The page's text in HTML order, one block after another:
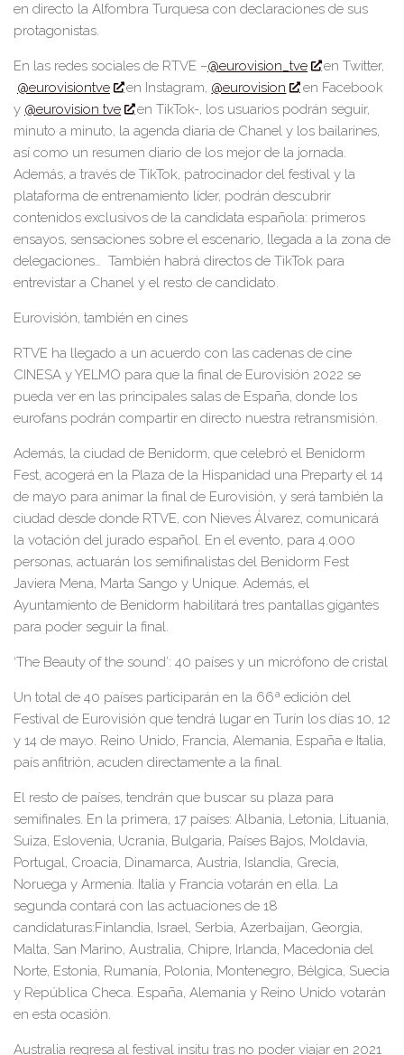
en directo la Alfombra Turquesa con declaraciones de sus
protagonistas.
En las redes sociales de RTVE –@eurovision_tve
en Twitter,
@eurovisiontve
en Instagram, @eurovision
en Facebook
y @eurovision tve en TikTok-, los usuarios podrán seguir,
minuto a minuto, la agenda diaria de Chanel y los bailarines,
así como un resumen diario de los mejor de la jornada.
Además, a través de TikTok, patrocinador del festival y la
plataforma de entrenamiento líder, podrán descubrir
contenidos exclusivos de la candidata española: primeros
ensayos, sensaciones sobre el escenario, llegada a la zona de
delegaciones… También habrá directos de TikTok para
entrevistar a Chanel y el resto de candidato.
Eurovisión, también en cines
RTVE ha llegado a un acuerdo con las cadenas de cine
CINESA y YELMO para que la final de Eurovisión 2022 se
pueda ver en las principales salas de España, donde los
eurofans podrán compartir en directo nuestra retransmisión.
Además, la ciudad de Benidorm, que celebró el Benidorm
Fest, acogerá en la Plaza de la Hispanidad una Preparty el 14
de mayo para animar la final de Eurovisión, y será también la
ciudad desde donde RTVE, con Nieves Álvarez, comunicará
la votación del jurado español. En el evento, para 4.000
personas, actuarán los semifinalistas del Benidorm Fest
Javiera Mena, Marta Sango y Unique. Además, el
Ayuntamiento de Benidorm habilitará tres pantallas gigantes
para poder seguir la final.
‘The Beauty of the sound’: 40 países y un micrófono de cristal
Un total de 40 países participarán en la 66ª edición del
Festival de Eurovisión que tendrá lugar en Turín los días 10, 12
y 14 de mayo. Reino Unido, Francia, Alemania, España e Italia,
país anfitrión, acuden directamente a la final.
El resto de países, tendrán que buscar su plaza para
semifinales. En la primera, 17 países: Albania, Letonia, Lituania,
Suiza, Eslovenia, Ucrania, Bulgaria, Países Bajos, Moldavia,
Portugal, Croacia, Dinamarca, Austria, Islandia, Grecia,
Noruega y Armenia. Italia y Francia votarán en ella. La
segunda contará con las actuaciones de 18
candidaturas:Finlandia, Israel, Serbia, Azerbaijan, Georgia,
Malta, San Marino, Australia, Chipre, Irlanda, Macedonia del
Norte, Estonia, Rumanía, Polonia, Montenegro, Bélgica, Suecia
y República Checa. España, Alemania y Reino Unido votarán
en esta ocasión.
Australia regresa al festival insitu tras no poder viajar en 2021